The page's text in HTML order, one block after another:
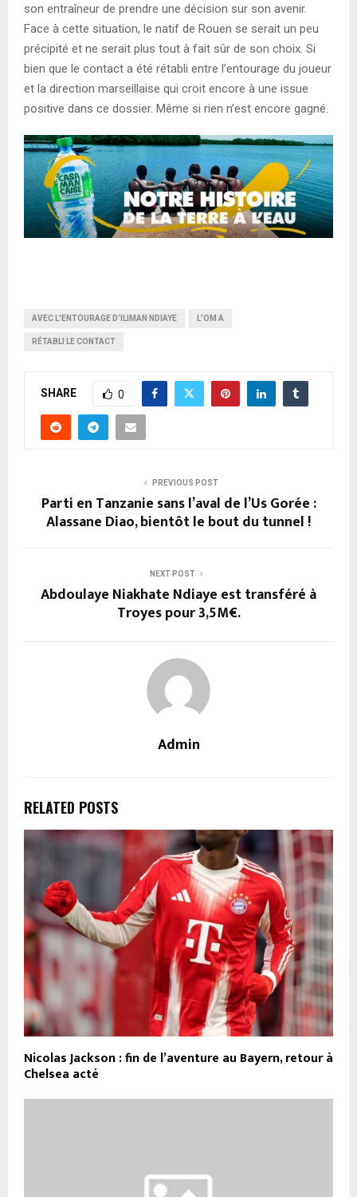
son entraîneur de prendre une décision sur son avenir.
Face à cette situation, le natif de Rouen se serait un peu
précipité et ne serait plus tout à fait sûr de son choix. Si
bien que le contact a été rétabli entre l’entourage du joueur
et la direction marseillaise qui croit encore à une issue
positive dans ce dossier. Même si rien n’est encore gagné.
AVEC L'ENTOURAGE D’ILIMAN NDIAYE L’OM A
RÉTABLI LE CONTACT
SHARE 0
PREVIOUS POST
Parti en Tanzanie sans l’aval de l’Us Gorée :
Alassane Diao, bientôt le bout du tunnel !
NEXT POST
Abdoulaye Niakhate Ndiaye est transféré à
Troyes pour 3,5M€.
Admin
RELATED POSTS
Nicolas Jackson : fin de l’aventure au Bayern, retour à
Chelsea acté